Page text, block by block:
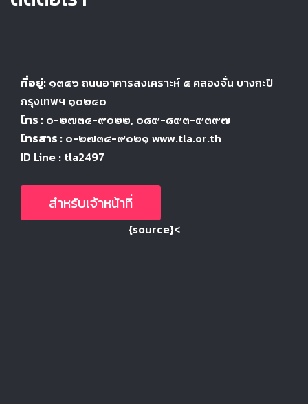
ที่อยู่: ๑๓๔๖ ถนนอาคารสงเคราะห์ ๕ คลองจั่น บางกะปิ
กรุงเทพฯ ๑๐๒๔๐
โทร : ๐-๒๗๓๔-๙๐๒๒, ๐๘๙-๘๙๓-๙๓๙๗
โทรสาร : ๐-๒๗๓๔-๙๐๒๑ www.tla.or.th
ID Line : tla2497
สำหรับเจ้าหน้าที่
{source}<